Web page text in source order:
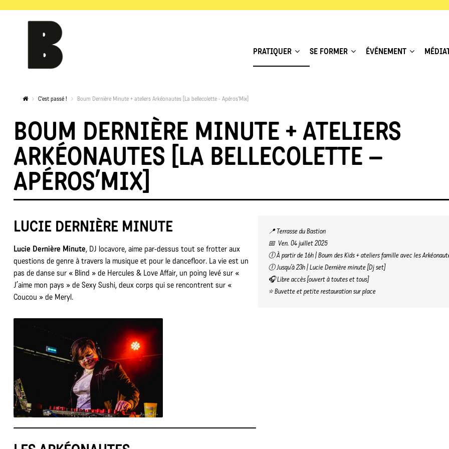
PRATIQUER SE FORMER ÉVÉNEMENT
C'est passé ! Boum Dernière Minute + ateliers Arkéonautes [La bellecolette - Apéros'Mix]
BOUM DERNIÈRE MINUTE + ATELIERS
ARKÉONAUTES [LA BELLECOLETTE –
APÉROS’MIX]
LUCIE DERNIÈRE MINUTE
Lucie Dernière Minute, DJ locavore, aime par-dessus tout se frotter aux
questions de genre à travers la musique et pour le dancefloor. La vie est un
pas de danse sur « Blind » de Hercules & Love Affair, un poing levé sur «
J’aime mon pays » de Sexy Sushi, deux corps qui se rencontrent sur «
Coucou » de Meryl.
📍 Terrasse du Bastion
📅 Ven. 04 juillet 2025
🕕 À partir de 16h | Boum des Kids + ateliers famille avec les
🕕 Jusqu’à 23h | Lucie Dernière minute [Dj set]
🎧 Libre accès [ouvert à toutes et tous]
⭐ Buvette et petite restauration sur place